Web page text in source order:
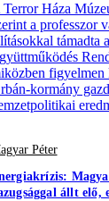
Terror Háza
a professzor
támadta
figyelmen
kormány
Péter
állt elő,